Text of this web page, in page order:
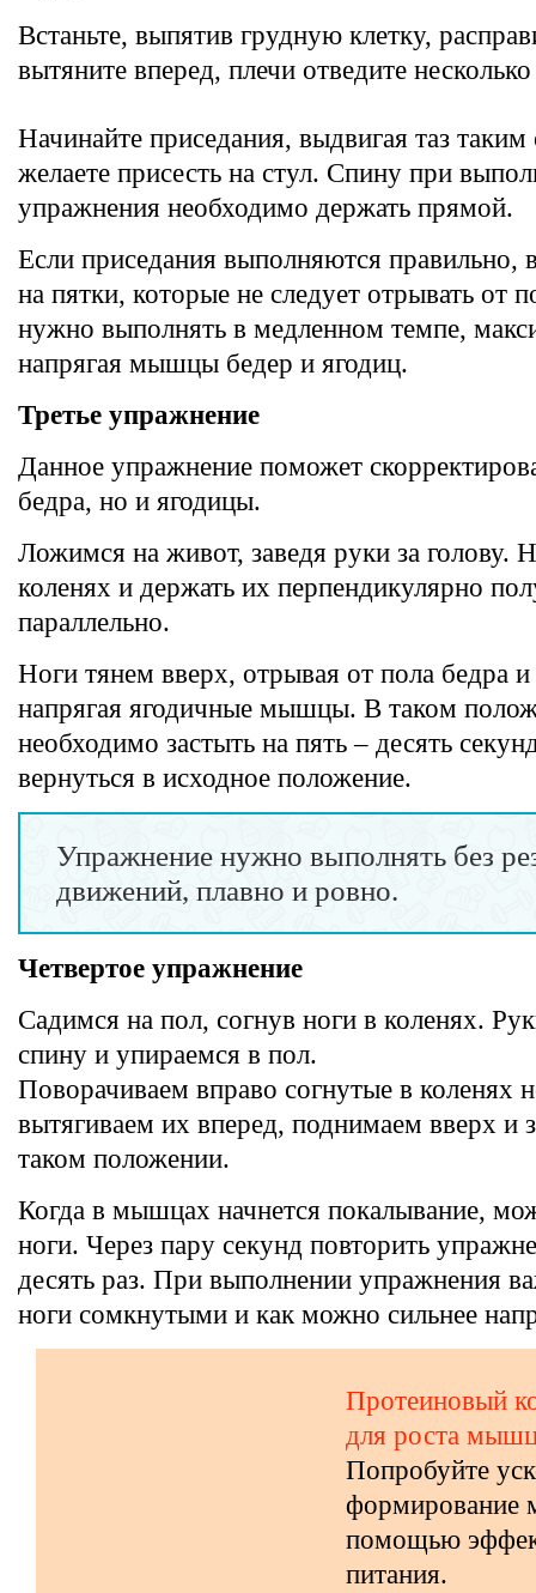
Встаньте, выпятив грудную клетку,
вытяните вперед, плечи отведите
Начинайте приседания, выдвигая таз
желаете присесть на стул. Спину при
упражнения необходимо держать прямой.
Если приседания выполняются правильно,
на пятки, которые не следует отрывать от
нужно выполнять в медленном темпе,
напрягая мышцы бедер и ягодиц.
Третье упражнение
Данное упражнение поможет
бедра, но и ягодицы.
Ложимся на живот, заведя руки за голову.
коленях и держать их перпендикулярно
параллельно.
Ноги тянем вверх, отрывая от пола бедра и
напрягая ягодичные мышцы. В таком
необходимо застыть на пять – десять
вернуться в исходное положение.
Упражнение нужно выполнять без
движений, плавно и ровно.
Четвертое упражнение
Садимся на пол, согнув ноги в коленях.
спину и упираемся в пол.
Поворачиваем вправо согнутые в коленях
вытягиваем их вперед, поднимаем вверх и
таком положении.
Когда в мышцах начнется покалывание,
ноги. Через пару секунд повторить
десять раз. При выполнении упражнения
ноги сомкнутыми и как можно сильнее
Протеиновый
для роста
Попробуйте
формирование
помощью
питания.